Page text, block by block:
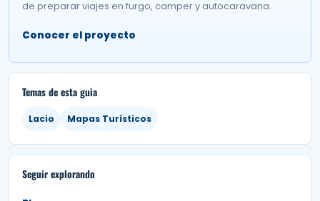
de preparar viajes en furgo, camper y autocaravana.
Conocer el proyecto
Temas de esta guia
Lacio Mapas Turísticos
Seguir explorando